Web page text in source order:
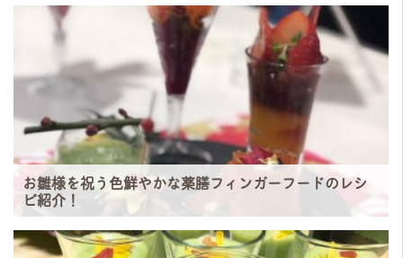
お雛様を祝う色鮮やかな薬膳フィンガーフードのレシ
ピ紹介！